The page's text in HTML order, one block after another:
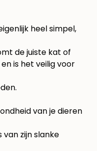
heel simpel,
de juiste kat of
is het veilig voor
van je dieren
zijn slanke